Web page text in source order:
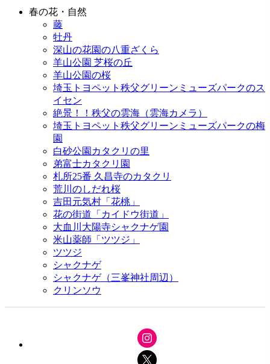
春の花・自然
藤
牡丹
深山の花園の八重ざくら
羊山公園 芝桜の丘
羊山公園の桜
埼玉トヨペット秩父グリーンミューズパークのス
イセン
絶景！！秩父の雲海（雲海カメラ）
埼玉トヨペット秩父グリーンミューズパークの梅
園
白砂公園カタクリの里
弟富士カタクリ園
札所25番 久昌寺のカタクリ
荒川のしだれ桜
吉田元気村「花桃」
花の街道「カイドウ街道」
大血川大陽寺シャクナゲ園
米山薬師「ツツジ」
ツツジ
シャクナゲ
シャクナゲ（三峯神社周辺）
クリンソウ